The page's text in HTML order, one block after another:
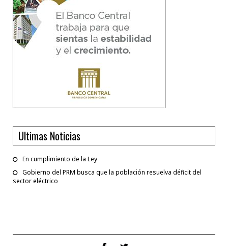
Ultimas Noticias
En cumplimiento de la Ley
Gobierno del PRM busca que la población resuelva déficit del
sector eléctrico